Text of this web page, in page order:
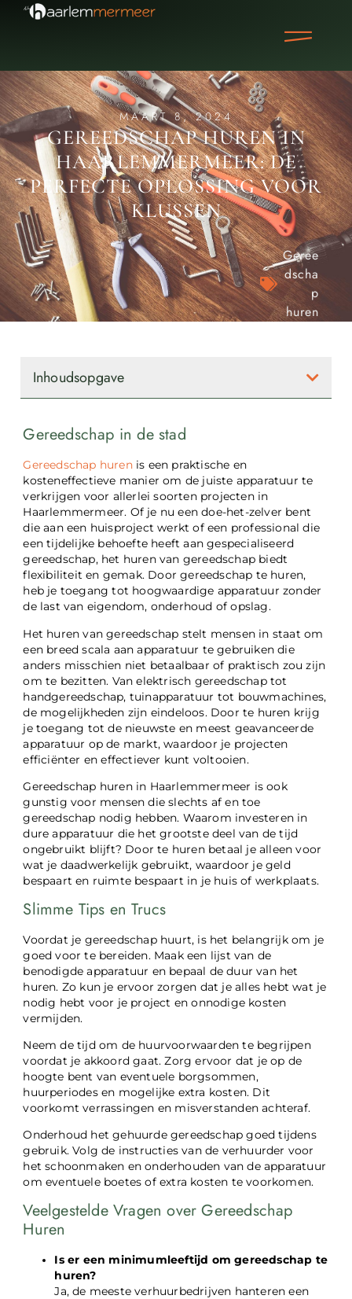
MAART 8, 2024
GEREEDSCHAP HUREN IN
HAARLEMMERMEER: DE
PERFECTE OPLOSSING VOOR
KLUSSEN
Geree
dscha
p
huren
Gereedschap in de stad
Gereedschap hurenis een praktische en
kosteneffectieve manier om de juiste apparatuur te
verkrijgen voor allerlei soorten projecten in
Haarlemmermeer. Of je nu een doe-het-zelver bent
die aan een huisproject werkt of een professional die
een tijdelijke behoefte heeft aan gespecialiseerd
gereedschap, het huren van gereedschap biedt
flexibiliteit en gemak. Door gereedschap te huren,
heb je toegang tot hoogwaardige apparatuur zonder
de last van eigendom, onderhoud of opslag.
Het huren van gereedschap stelt mensen in staat om
een breed scala aan apparatuur te gebruiken die
anders misschien niet betaalbaar of praktisch zou zijn
om te bezitten. Van elektrisch gereedschap tot
handgereedschap, tuinapparatuur tot bouwmachines,
de mogelijkheden zijn eindeloos. Door te huren krijg
je toegang tot de nieuwste en meest geavanceerde
apparatuur op de markt, waardoor je projecten
efficiënter en effectiever kunt voltooien.
Gereedschap huren in Haarlemmermeer is ook
gunstig voor mensen die slechts af en toe
gereedschap nodig hebben. Waarom investeren in
dure apparatuur die het grootste deel van de tijd
ongebruikt blijft? Door te huren betaal je alleen voor
wat je daadwerkelijk gebruikt, waardoor je geld
bespaart en ruimte bespaart in je huis of werkplaats.
Slimme Tips en Trucs
Voordat je gereedschap huurt, is het belangrijk om je
goed voor te bereiden. Maak een lijst van de
benodigde apparatuur en bepaal de duur van het
huren. Zo kun je ervoor zorgen dat je alles hebt wat je
nodig hebt voor je project en onnodige kosten
vermijden.
Neem de tijd om de huurvoorwaarden te begrijpen
voordat je akkoord gaat. Zorg ervoor dat je op de
hoogte bent van eventuele borgsommen,
huurperiodes en mogelijke extra kosten. Dit
voorkomt verrassingen en misverstanden achteraf.
Onderhoud het gehuurde gereedschap goed tijdens
gebruik. Volg de instructies van de verhuurder voor
het schoonmaken en onderhouden van de apparatuur
om eventuele boetes of extra kosten te voorkomen.
Veelgestelde Vragen over Gereedschap
Huren
Is er een minimumleeftijd om gereedschap te
huren?
Ja, de meeste verhuurbedrijven hanteren een
Inhoudsopgave